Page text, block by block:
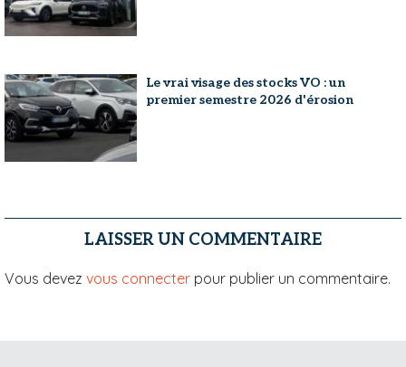
Le vrai visage des stocks VO : un
premier semestre 2026 d'érosion
LAISSER UN COMMENTAIRE
Vous devez vous connecter pour publier un commentaire.